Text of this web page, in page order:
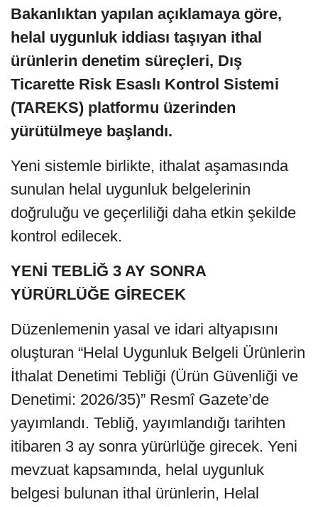
Bakanlıktan yapılan açıklamaya göre,
helal uygunluk iddiası taşıyan ithal
ürünlerin denetim süreçleri, Dış
Ticarette Risk Esaslı Kontrol Sistemi
(TAREKS) platformu üzerinden
yürütülmeye başlandı.
Yeni sistemle birlikte, ithalat aşamasında
sunulan helal uygunluk belgelerinin
doğruluğu ve geçerliliği daha etkin şekilde
kontrol edilecek.
YENİ TEBLİĞ 3 AY SONRA
YÜRÜRLÜĞE GİRECEK
Düzenlemenin yasal ve idari altyapısını
oluşturan “Helal Uygunluk Belgeli Ürünlerin
İthalat Denetimi Tebliği (Ürün Güvenliği ve
Denetimi: 2026/35)” Resmî Gazete’de
yayımlandı. Tebliğ, yayımlandığı tarihten
itibaren 3 ay sonra yürürlüğe girecek. Yeni
mevzuat kapsamında, helal uygunluk
belgesi bulunan ithal ürünlerin, Helal